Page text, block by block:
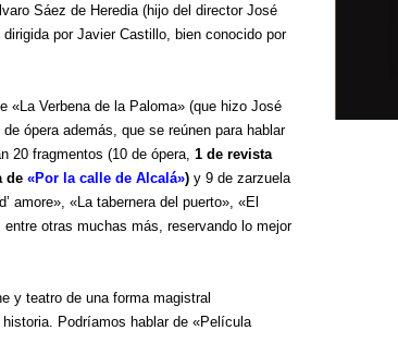
Sáez de Heredia (hijo del director José
por Javier Castillo, bien conocido por
«La Verbena de la Paloma» (que hizo José
ópera además, que se reúnen para hablar
20 fragmentos (10 de ópera, 1 de revista
de «Por la calle de Alcalá») y 9 de zarzuela
amore», «La tabernera del puerto», «El
otras muchas más, reservando lo mejor
y teatro de una forma magistral
Podríamos hablar de «Película